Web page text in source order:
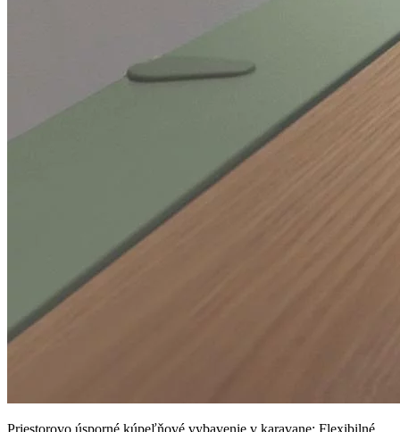
Priestorovo úsporné kúpeľňové vybavenie v karavane: Flexibilné